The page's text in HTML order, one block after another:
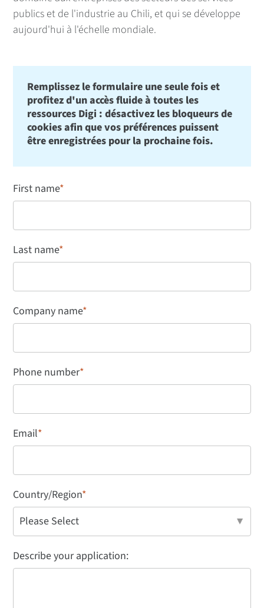
publics et de l'industrie au Chili, et qui se développe
aujourd'hui à l'échelle mondiale.
Remplissez le formulaire une seule fois et
profitez d'un accès fluide à toutes les
ressources Digi : désactivez les bloqueurs de
cookies afin que vos préférences puissent
être enregistrées pour la prochaine fois.
First name*
Last name*
Company name*
Phone number*
Email*
Country/Region*
Describe your application: